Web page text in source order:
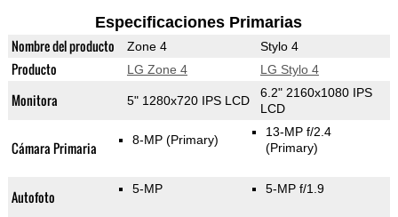
Especificaciones Primarias
Nombre del producto Zone 4 Stylo 4
Producto LG Zone 4 LG Stylo 4
Monitora 5" 1280x720 IPS LCD
6.2" 2160x1080 IPS
LCD
Cámara Primaria 8-MP (Primary)
13-MP f/2.4
(Primary)
Autofoto 5-MP 5-MP f/1.9